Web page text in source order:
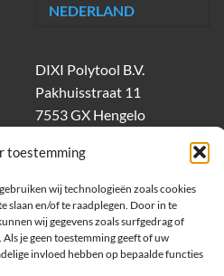
toestemming
wij technologieën zoals cookies
slaan en/of te raadplegen. Door in te
wij gegevens zoals surfgedrag of
je geen toestemming geeft of uw
invloed hebben op bepaalde functies
NEDERLAND
DIXI Polytool B.V.
Pakhuisstraat 11
7553 GX Hengelo
dixiholland@dixi.com
www.dixipolytool.com
Volg ons op Youtube
Volg ons op Linkedin